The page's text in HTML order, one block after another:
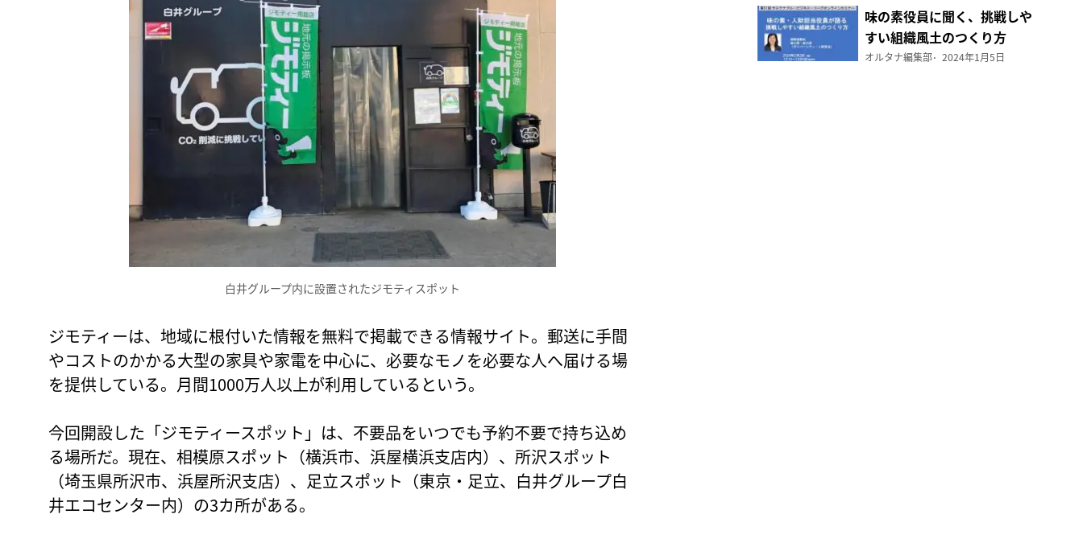
白井グループ内に設置されたジモティスポット
ジモティーは、地域に根付いた情報を無料で掲載できる情報サイト。郵送に手間
やコストのかかる大型の家具や家電を中心に、必要なモノを必要な人へ届ける場
を提供している。月間1000万人以上が利用しているという。
今回開設した「ジモティースポット」は、不要品をいつでも予約不要で持ち込め
る場所だ。現在、相模原スポット（横浜市、浜屋横浜支店内）、所沢スポット
（埼玉県所沢市、浜屋所沢支店）、足立スポット（東京・足立、白井グループ白
井エコセンター内）の3カ所がある。
味の素役員に聞く、挑戦しや
すい組織風土のつくり方
オルタナ編集部 2024年1月5日